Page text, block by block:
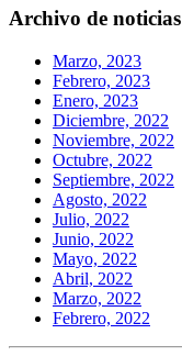
Archivo de noticias
Marzo, 2023
Febrero, 2023
Enero, 2023
Diciembre, 2022
Noviembre, 2022
Octubre, 2022
Septiembre, 2022
Agosto, 2022
Julio, 2022
Junio, 2022
Mayo, 2022
Abril, 2022
Marzo, 2022
Febrero, 2022